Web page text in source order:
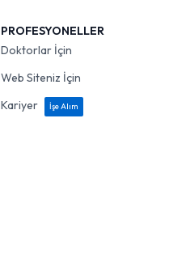
PROFESYONELLER
Doktorlar İçin
Web Siteniz İçin
Kariyer
İşe Alım